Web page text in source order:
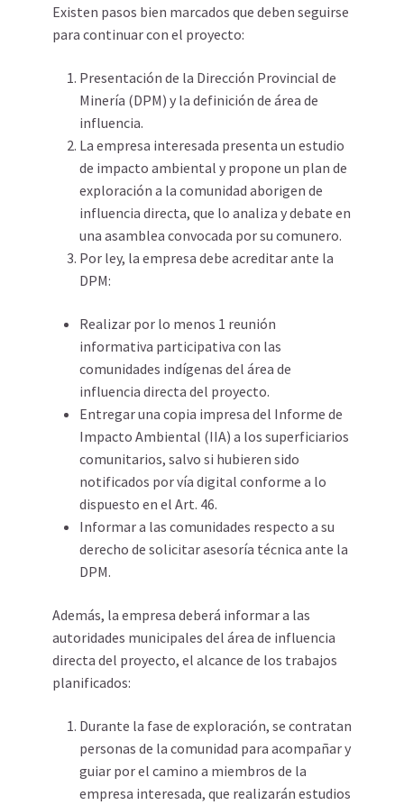
Existen pasos bien marcados que deben seguirse
para continuar con el proyecto:
Presentación de la Dirección Provincial de
Minería (DPM) y la definición de área de
influencia.
La empresa interesada presenta un estudio
de impacto ambiental y propone un plan de
exploración a la comunidad aborigen de
influencia directa, que lo analiza y debate en
una asamblea convocada por su comunero.
Por ley, la empresa debe acreditar ante la
DPM:
Realizar por lo menos 1 reunión
informativa participativa con las
comunidades indígenas del área de
influencia directa del proyecto.
Entregar una copia impresa del Informe de
Impacto Ambiental (IIA) a los superficiarios
comunitarios, salvo si hubieren sido
notificados por vía digital conforme a lo
dispuesto en el Art. 46.
Informar a las comunidades respecto a su
derecho de solicitar asesoría técnica ante la
DPM.
Además, la empresa deberá informar a las
autoridades municipales del área de influencia
directa del proyecto, el alcance de los trabajos
planificados:
Durante la fase de exploración, se contratan
personas de la comunidad para acompañar y
guiar por el camino a miembros de la
empresa interesada, que realizarán estudios